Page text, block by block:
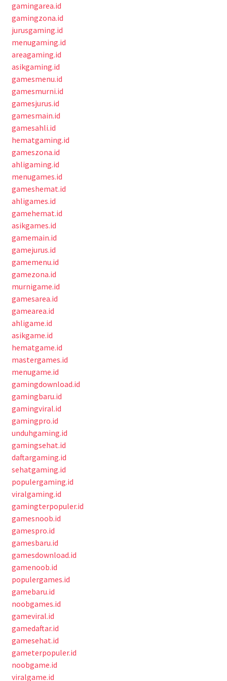
gamingarea.id
gamingzona.id
jurusgaming.id
menugaming.id
areagaming.id
asikgaming.id
gamesmenu.id
gamesmurni.id
gamesjurus.id
gamesmain.id
gamesahli.id
hematgaming.id
gameszona.id
ahligaming.id
menugames.id
gameshemat.id
ahligames.id
gamehemat.id
asikgames.id
gamemain.id
gamejurus.id
gamemenu.id
gamezona.id
murnigame.id
gamesarea.id
gamearea.id
ahligame.id
asikgame.id
hematgame.id
mastergames.id
menugame.id
gamingdownload.id
gamingbaru.id
gamingviral.id
gamingpro.id
unduhgaming.id
gamingsehat.id
daftargaming.id
sehatgaming.id
populergaming.id
viralgaming.id
gamingterpopuler.id
gamesnoob.id
gamespro.id
gamesbaru.id
gamesdownload.id
gamenoob.id
populergames.id
gamebaru.id
noobgames.id
gameviral.id
gamedaftar.id
gamesehat.id
gameterpopuler.id
noobgame.id
viralgame.id